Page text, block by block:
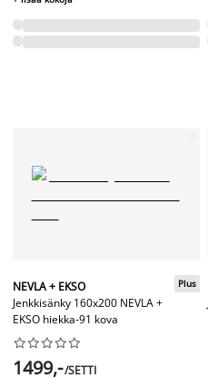
NEVLA + EKSO
Jenkkisänky 160x200 NEVLA +
EKSO hiekka-91 kova
Plus






1499,-/SETTI